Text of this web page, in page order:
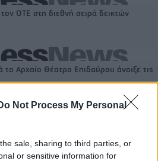
Not Process My Personal
sale, sharing to third parties, or
or sensitive information for
ΟΤΕ στη διεθνή σειρά δεικτών
Αρχαίο Θέατρο Επιδαύρου άνοιξε τις
ΑΥΤΉ ΤΗΝ ΚΑΤΗΓΟΡΊΑ